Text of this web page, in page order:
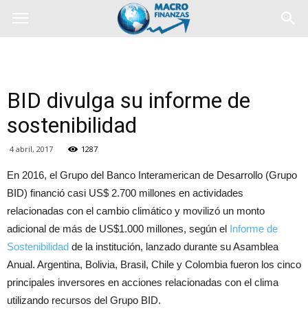
BID divulga su informe de
sostenibilidad
4 abril, 2017 1287
En 2016, el Grupo del Banco Interamerican de Desarrollo (Grupo
BID) financió casi US$ 2.700 millones en actividades
relacionadas con el cambio climático y movilizó un monto
adicional de más de US$1.000 millones, según el Informe de
Sostenibilidad de la institución, lanzado durante su Asamblea
Anual. Argentina, Bolivia, Brasil, Chile y Colombia fueron los cinco
principales inversores en acciones relacionadas con el clima
utilizando recursos del Grupo BID.